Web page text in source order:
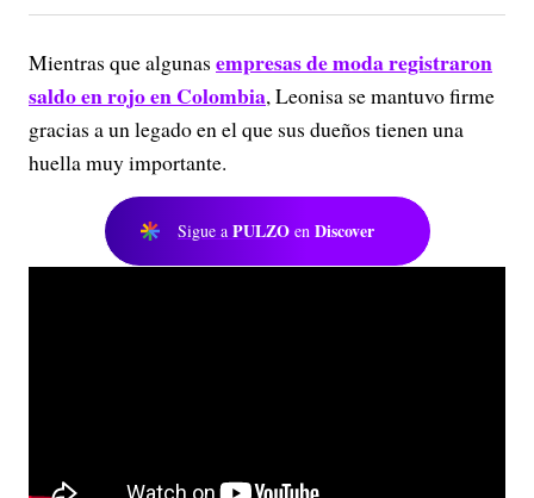
Mientras que algunas empresas de moda registraron
saldo en rojo en Colombia, Leonisa se mantuvo firme
gracias a un legado en el que sus dueños tienen una
huella muy importante.
Sigue a PULZO en Discover